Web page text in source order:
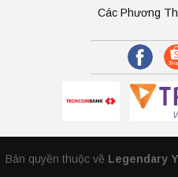
Các Phương
Bản quyền thuộc về Legendary